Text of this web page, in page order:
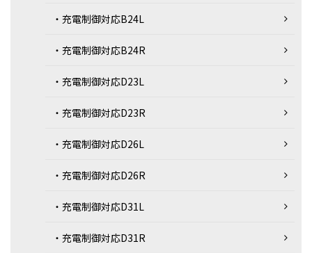
・充電制御対応B24L
・充電制御対応B24R
・充電制御対応D23L
・充電制御対応D23R
・充電制御対応D26L
・充電制御対応D26R
・充電制御対応D31L
・充電制御対応D31R